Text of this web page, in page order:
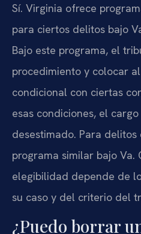
Sí. Virginia ofrece
para ciertos delitos bajo
Bajo este programa, el
procedimiento y colocar
condicional con ciertas
esas condiciones, el
desestimado. Para
programa similar bajo Va.
elegibilidad depende de
su caso y del criterio del
¿Puedo borrar